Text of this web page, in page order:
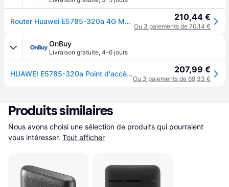
Router Huawei E5785-320a 4G Mobile WiFi 300Mbps Double Bande Blanc 210,44 €
Ou 3 paiements de 70,14 €
OnBuy
Livraison gratuite, 4-6 jours
HUAWEI E5785-320a Point d'accès Wi-Fi 4G mobile jusqu'à 32 appareils 300 MBit/s blanc 207,99 €
Ou 3 paiements de 69,33 €
Produits similaires
Nous avons choisi une sélection de produits qui pourraient
vous intéresser. Tout afficher